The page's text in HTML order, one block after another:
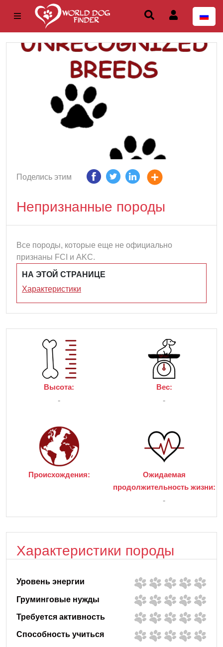
Поделись этим
Непризнанные породы
Все породы, которые еще не официально
признаны FCI и AKC.
НА ЭТОЙ СТРАНИЦЕ
Характеристики
Высота:
-
Вес:
-
Происхождения:
Ожидаемая
продолжительность жизни:
-
Характеристики породы
Уровень энергии
Груминговые нужды
Требуется активность
Способность учиться